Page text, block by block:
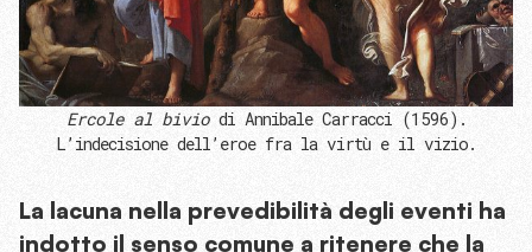
Ercole al biviodi Annibale Carracci (1596).
L’indecisione dell’eroe fra la virtù e il vizio.
La lacuna nella prevedibilità degli eventi ha
indotto il senso comune a ritenere che la